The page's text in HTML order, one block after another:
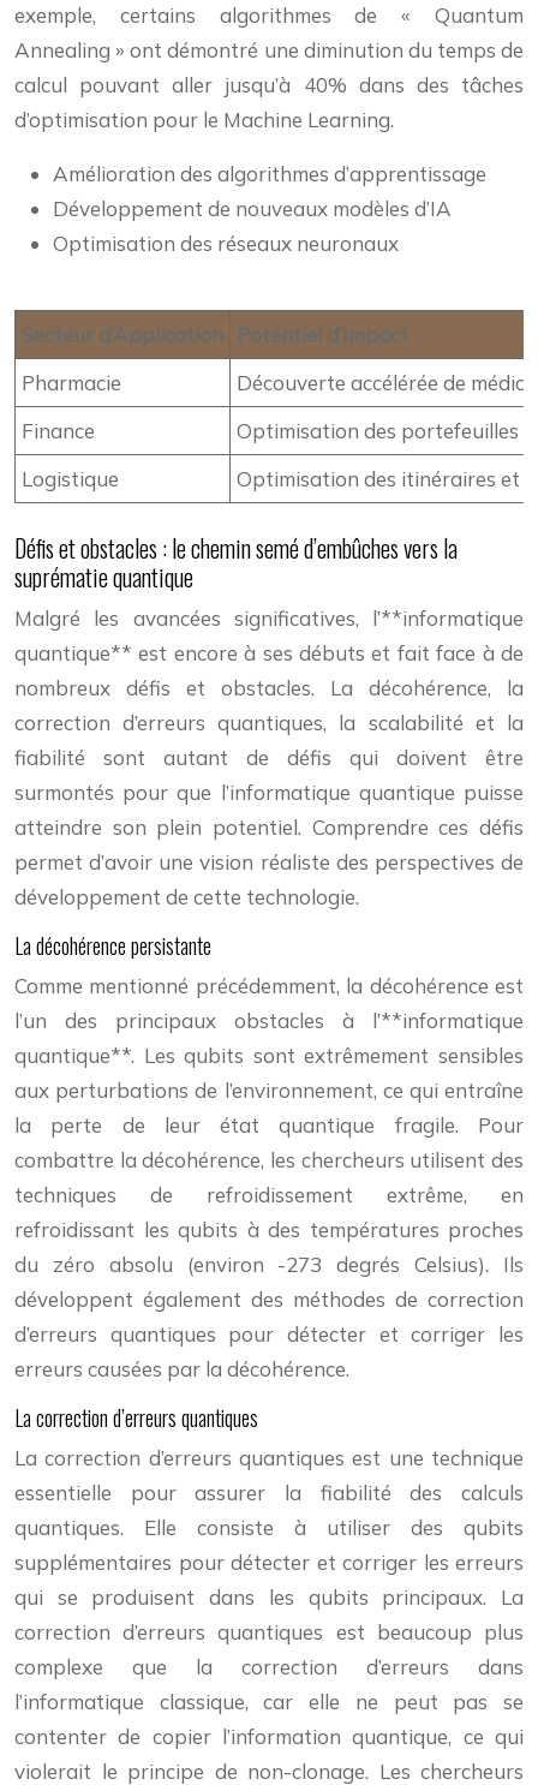
exemple, certains algorithmes de « Quantum
Annealing » ont démontré une diminution du temps de
calcul pouvant aller jusqu’à 40% dans des tâches
d’optimisation pour le Machine Learning.
Amélioration des algorithmes d’apprentissage
Développement de nouveaux modèles d’IA
Optimisation des réseaux neuronaux
Secteur d’Application
Potentiel d’Impact
Pharmacie
Découverte accélérée de
Finance
Optimisation des portefeuilles
Logistique
Optimisation des itinéraires et
Défis et obstacles : le chemin semé d’embûches vers la
suprématie quantique
Malgré les avancées significatives, l’**informatique
quantique** est encore à ses débuts et fait face à de
nombreux défis et obstacles. La décohérence, la
correction d’erreurs quantiques, la scalabilité et la
fiabilité sont autant de défis qui doivent être
surmontés pour que l’informatique quantique puisse
atteindre son plein potentiel. Comprendre ces défis
permet d’avoir une vision réaliste des perspectives de
développement de cette technologie.
La décohérence persistante
Comme mentionné précédemment, la décohérence est
l’un des principaux obstacles à l’**informatique
quantique**. Les qubits sont extrêmement sensibles
aux perturbations de l’environnement, ce qui entraîne
la perte de leur état quantique fragile. Pour
combattre la décohérence, les chercheurs utilisent des
techniques de refroidissement extrême, en
refroidissant les qubits à des températures proches
du zéro absolu (environ -273 degrés Celsius). Ils
développent également des méthodes de correction
d’erreurs quantiques pour détecter et corriger les
erreurs causées par la décohérence.
La correction d’erreurs quantiques
La correction d’erreurs quantiques est une technique
essentielle pour assurer la fiabilité des calculs
quantiques. Elle consiste à utiliser des qubits
supplémentaires pour détecter et corriger les erreurs
qui se produisent dans les qubits principaux. La
correction d’erreurs quantiques est beaucoup plus
complexe que la correction d’erreurs dans
l’informatique classique, car elle ne peut pas se
contenter de copier l’information quantique, ce qui
violerait le principe de non-clonage. Les chercheurs